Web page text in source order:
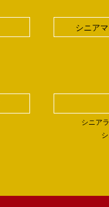
シニア
シニア